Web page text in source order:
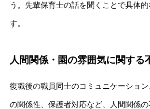
う。先輩保育士の話を聞くことで具体
す。
人間関係・園の雰囲気に関する
復職後の職員同士のコミュニケーショ
の関係性、保護者対応など、人間関係